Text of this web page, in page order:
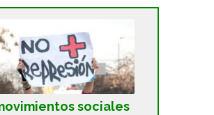
sociales